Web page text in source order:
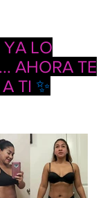
YA LO
AHORA TE
TI ✨